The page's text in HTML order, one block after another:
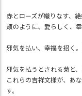
赤とローズが織りなす、
頬のように、愛らしく、
邪気を払い、幸福を招く
邪気を払うとされる菊と
これらの吉祥文様が、あ
す。